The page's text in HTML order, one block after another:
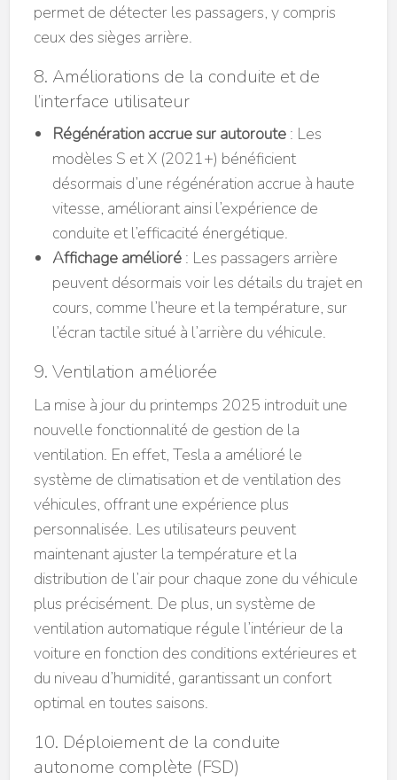
permet de détecter les passagers, y compris
ceux des sièges arrière.
8. Améliorations de la conduite et de
l’interface utilisateur
Régénération accrue sur autoroute: Les
modèles S et X (2021+) bénéficient
désormais d’une régénération accrue à haute
vitesse, améliorant ainsi l’expérience de
conduite et l’efficacité énergétique.
Affichage amélioré: Les passagers arrière
peuvent désormais voir les détails du trajet en
cours, comme l’heure et la température, sur
l’écran tactile situé à l’arrière du véhicule.
9. Ventilation améliorée
La mise à jour du printemps 2025 introduit une
nouvelle fonctionnalité de gestion de la
ventilation. En effet, Tesla a amélioré le
système de climatisation et de ventilation des
véhicules, offrant une expérience plus
personnalisée. Les utilisateurs peuvent
maintenant ajuster la température et la
distribution de l’air pour chaque zone du véhicule
plus précisément. De plus, un système de
ventilation automatique régule l’intérieur de la
voiture en fonction des conditions extérieures et
du niveau d’humidité, garantissant un confort
optimal en toutes saisons.
10. Déploiement de la conduite
autonome complète (FSD)